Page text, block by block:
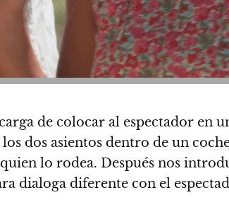
de colocar al espectador en
dos asientos dentro de un
lo rodea. Después nos
diferente con el